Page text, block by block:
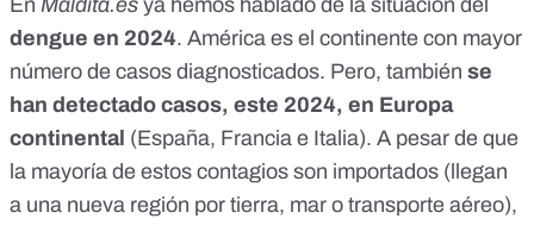
En Maldita.es ya hemos hablado de la situación del
dengue en 2024. América es el continente con mayor
número de casos diagnosticados. Pero, también se
han detectado casos, este 2024, en Europa
continental (España, Francia e Italia). A pesar de que
la mayoría de estos contagios son importados (llegan
a una nueva región por tierra, mar o transporte aéreo),